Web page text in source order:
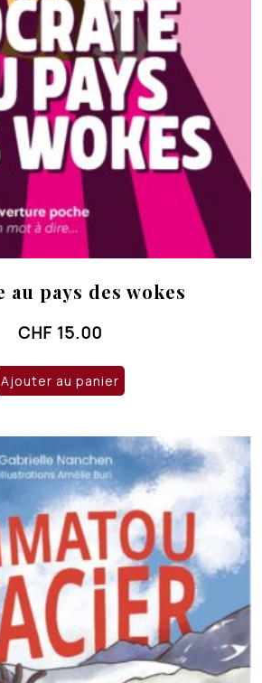
au pays des wokes
CHF 15.00
Ajouter au panier